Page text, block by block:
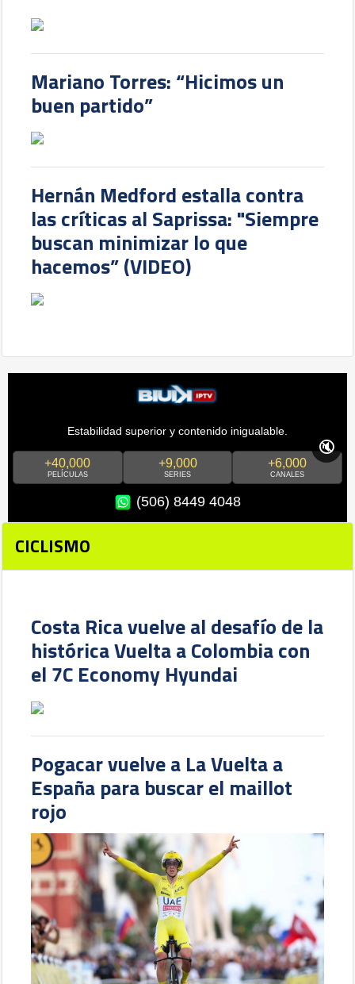
Mariano Torres: “Hicimos un
buen partido”
Hernán Medford estalla contra
las críticas al Saprissa: "Siempre
buscan minimizar lo que
hacemos” (VIDEO)
Estabilidad superior y contenido inigualable.
+40,000
PELÍCULAS
+9,000
SERIES
+6,000
CANALES
(506) 8449 4048
🔇
CICLISMO
Costa Rica vuelve al desafío de la
histórica Vuelta a Colombia con
el 7C Economy Hyundai
Pogacar vuelve a La Vuelta a
España para buscar el maillot
rojo